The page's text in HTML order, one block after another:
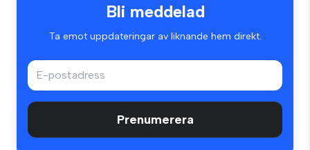
Bli meddelad
Ta emot uppdateringar av liknande hem direkt.
Prenumerera